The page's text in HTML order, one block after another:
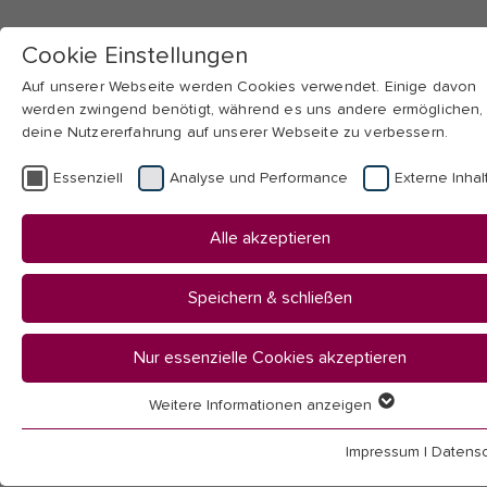
Skip to main navigation Skip to page footer
You
here:
Startseite
Fakultäten & Institute
Bildung, Beruf & Technik
Berufspädagogik
Cookie Einstellungen
Auf unserer Webseite werden Cookies verwendet. Einige davon
werden zwingend benötigt, während es uns andere ermöglichen,
deine Nutzererfahrung auf unserer Webseite zu verbessern.
Essenziell Analyse und Performance Externe
Alle akzeptieren
Speichern & schließen
Nur essenzielle Cookies akzeptieren
Essenzielle Cookies werden für grundlegende Funktionen der
Weitere Informationen anzeigen
Impressum